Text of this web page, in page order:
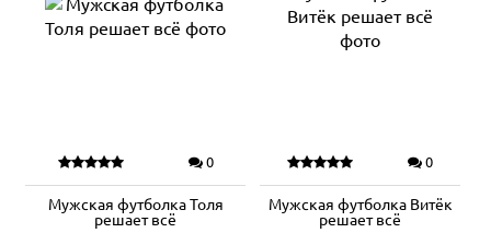
0
Мужская футболка Толя
решает всё
0
Мужская футболка Витёк
решает всё